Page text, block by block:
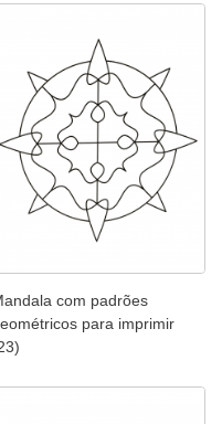
com padrões
para imprimir